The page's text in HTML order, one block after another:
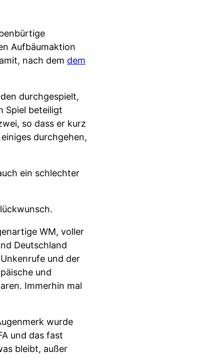
Aufbäumaktion
nach dem dem
durchgespielt,
Spiel beteiligt
so dass er kurz
durchgehen,
ein schlechter
WM, voller
Deutschland
und der
und
Immerhin mal
wurde
und das fast
bleibt, außer